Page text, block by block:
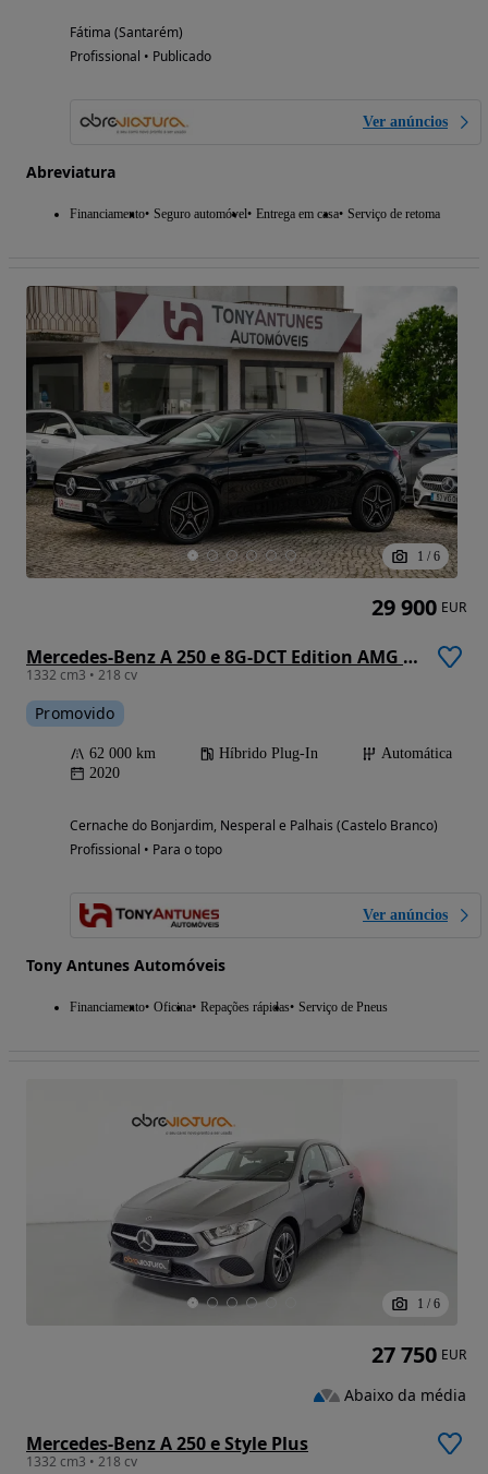
Fátima (Santarém)
Profissional • Publicado
Ver anúncios
Abreviatura
Financiamento Seguro automóvel Entrega em casa Serviço de retoma
1 / 6
Mercedes-Benz A 250 e 8G-DCT Edition AMG Line
1332 cm3 • 218 cv
Promovido
62 000 km Híbrido Plug-In
Automática
2020
Cernache do Bonjardim, Nesperal e Palhais (Castelo Branco)
Profissional • Para o topo
Ver anúncios
Tony Antunes Automóveis
Financiamento Oficina Repações rápidas Serviço de Pneus
29 900 EUR
1 / 6
Mercedes-Benz A 250 e Style Plus
1332 cm3 • 218 cv
27 750 EUR
Abaixo da média